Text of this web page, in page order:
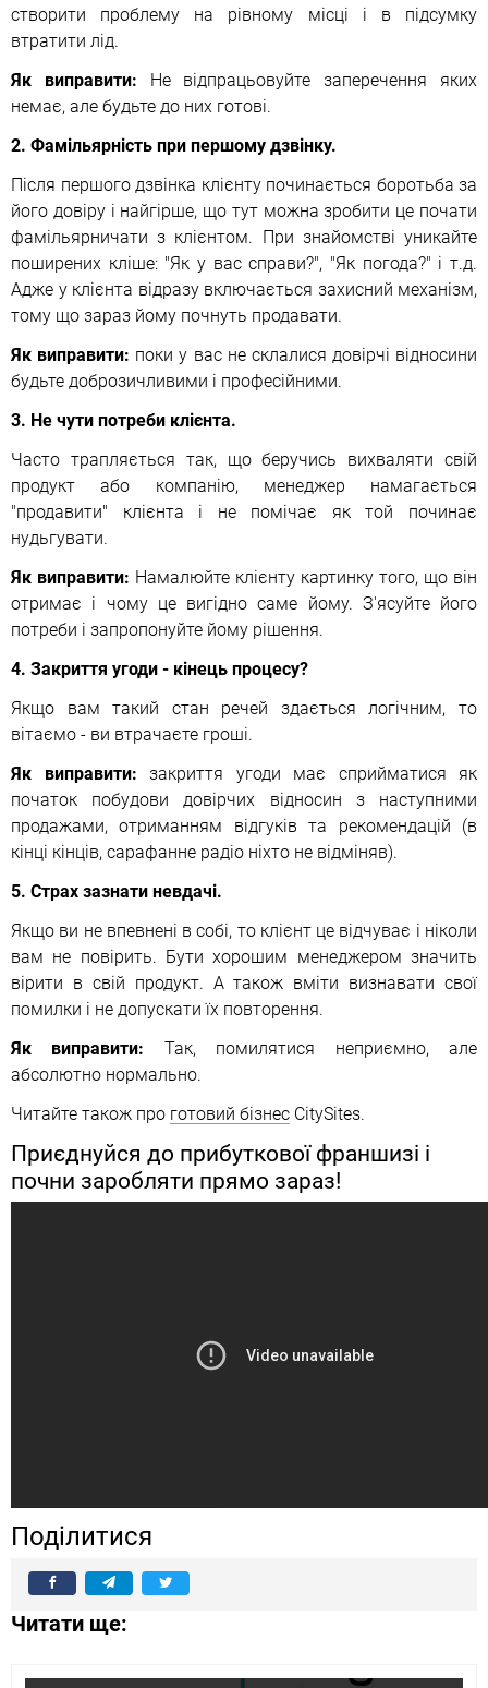
створити проблему на рівному місці і в підсумку
втратити лід.
Як виправити: Не відпрацьовуйте заперечення яких
немає, але будьте до них готові.
2. Фамільярність при першому дзвінку.
Після першого дзвінка клієнту починається боротьба за
його довіру і найгірше, що тут можна зробити це почати
фамільярничати з клієнтом. При знайомстві уникайте
поширених кліше: "Як у вас справи?", "Як погода?" і т.д.
Адже у клієнта відразу включається захисний механізм,
тому що зараз йому почнуть продавати.
Як виправити: поки у вас не склалися довірчі відносини
будьте доброзичливими і професійними.
3. Не чути потреби клієнта.
Часто трапляється так, що беручись вихваляти свій
продукт або компанію, менеджер намагається
"продавити" клієнта і не помічає як той починає
нудьгувати.
Як виправити: Намалюйте клієнту картинку того, що він
отримає і чому це вигідно саме йому. З'ясуйте його
потреби і запропонуйте йому рішення.
4. Закриття угоди - кінець процесу?
Якщо вам такий стан речей здається логічним, то
вітаємо - ви втрачаєте гроші.
Як виправити: закриття угоди має сприйматися як
початок побудови довірчих відносин з наступними
продажами, отриманням відгуків та рекомендацій (в
кінці кінців, сарафанне радіо ніхто не відміняв).
5. Страх зазнати невдачі.
Якщо ви не впевнені в собі, то клієнт це відчуває і ніколи
вам не повірить. Бути хорошим менеджером значить
вірити в свій продукт. А також вміти визнавати свої
помилки і не допускати їх повторення.
Як виправити: Так, помилятися неприємно, але
абсолютно нормально.
Читайте також про готовий бізнес CitySites.
Приєднуйся до прибуткової франшизі і
почни заробляти прямо зараз!
Поділитися
Читати ще: